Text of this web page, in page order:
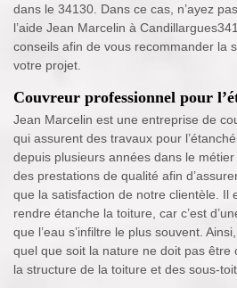
dans le 34130. Dans ce cas, n’ayez
l’aide Jean Marcelin à
conseils afin de vous recommander la
votre projet.
Couvreur professionnel pour
Jean Marcelin est une entreprise de
qui assurent des travaux pour
depuis plusieurs années dans le
des prestations de qualité afin
que la satisfaction de notre clientèle. Il
rendre étanche la toiture, car c’est
que l’eau s’infiltre le plus souvent.
quel que soit la nature ne doit pas être
la structure de la toiture et des sous-